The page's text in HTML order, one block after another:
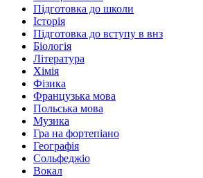
Підготовка до школи
Історія
Підготовка до вступу в внз
Біологія
Література
Хімія
Фізика
Французька мова
Польська мова
Музика
Гра на фортепіано
Географія
Сольфеджіо
Вокал